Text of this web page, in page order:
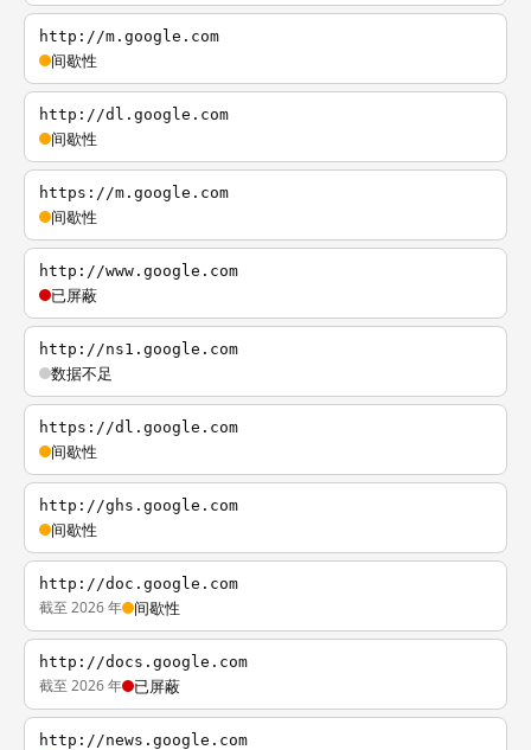
http://m.google.com
间歇性
http://dl.google.com
间歇性
https://m.google.com
间歇性
http://www.google.com
已屏蔽
http://ns1.google.com
数据不足
https://dl.google.com
间歇性
http://ghs.google.com
间歇性
http://doc.google.com
截至 2026 年 间歇性
http://docs.google.com
截至 2026 年 已屏蔽
http://news.google.com